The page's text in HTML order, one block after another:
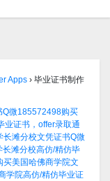
Apps › 毕业证书制作
Q微185572498购买
业证书，offer录取通
长滩分校文凭证书Q微
滩分校高仿/精仿毕
买美国哈佛商学院文
学院高仿/精仿毕业证